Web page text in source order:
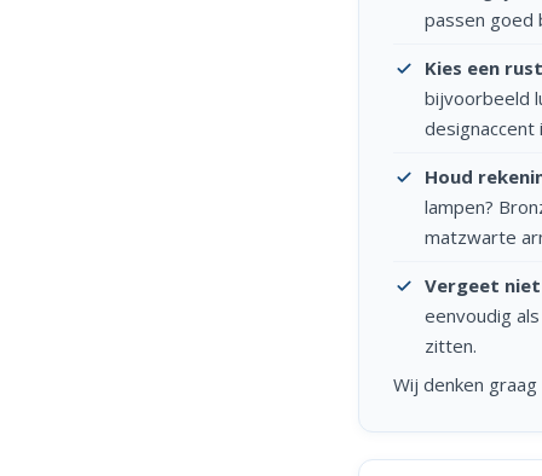
passen goed
Kies een
bijvoorbeeld
designaccent
Houd
lampen?
matzwarte
Vergeet
eenvoudig
zitten.
Wij denken